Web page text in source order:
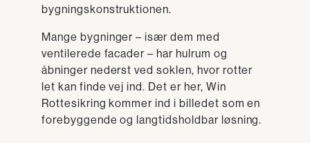
bygningskonstruktionen.
Mange bygninger – især dem med
ventilerede facader – har hulrum og
åbninger nederst ved soklen, hvor rotter
let kan finde vej ind. Det er her, Win
Rottesikring kommer ind i billedet som en
forebyggende og langtidsholdbar løsning.